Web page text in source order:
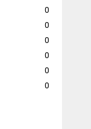
0
0
0
0
0
0